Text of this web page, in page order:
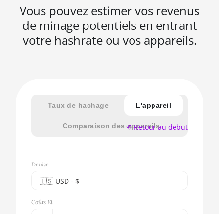
Vous pouvez estimer vos revenus
de minage potentiels en entrant
votre hashrate ou vos appareils.
Taux de hachage L'appareil
Comparaison des appareils
Devise
🇺🇸ㅤ USD - $
🇪🇺ㅤ EUR - €
Coûts El
⟲ Retour au début